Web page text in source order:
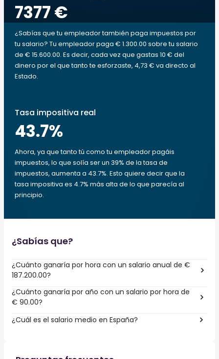
7377 €
¿Sabías que tu empleador también paga impuestos por
tu salario? Tu empleador paga € 1.300.00 sobre tu salario
de € 15.600.00. Es decir, cada vez que gastas 10 € del
dinero por el que tanto te esforzaste, 4,73 € va directo al
Estado.
Tasa impositiva real
43.7%
Ahora, ya que tanto tú como tu empleador pagáis
impuestos, lo que solía ser un 39% de la tasa de
impuestos, aumenta a 43.7%. Esto quiere decir que la
tasa impositiva es 4.7% más alta de lo que parecía al
principio.
¿Sabías que?
¿Cuánto ganaría por hora con un salario anual de €
187.200.00?
¿Cuánto ganaría por año con un salario por hora de
€ 90.00?
¿Cuál es el salario medio en España?